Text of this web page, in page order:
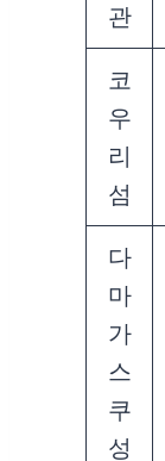
관
코
우
리
섬
다
마
가
스
쿠
성